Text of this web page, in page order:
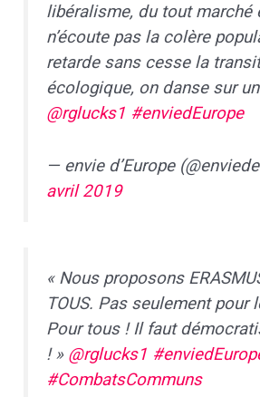
libéralisme, du tout marché
n’écoute pas la colère
retarde sans cesse la
écologique, on danse sur
@rglucks1 #enviedEurope
— envie d’Europe
avril 2019
« Nous proposons
TOUS. Pas seulement pour
Pour tous ! Il faut
! » @rglucks1
#CombatsCommuns